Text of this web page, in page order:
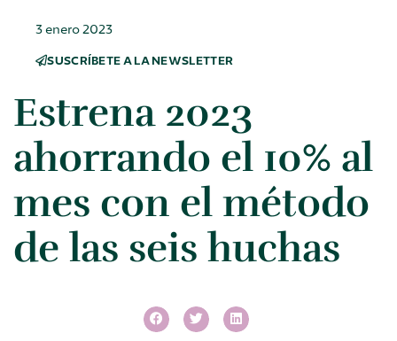
3 enero 2023
SUSCRÍBETE A LA NEWSLETTER
Estrena 2023
ahorrando el 10% al
mes con el método
de las seis huchas